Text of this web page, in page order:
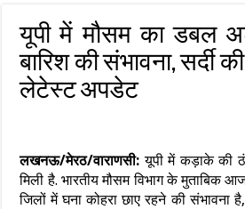
यूपी में मौसम का डबल
बारिश की संभावना, सर्दी
लेटेस्ट अपडेट
लखनऊ/मेरठ/वाराणसी:यूपी में कड़ाके की
मिली है. भारतीय मौसम विभाग के मुताबिक
जिलों में घना कोहरा छाए रहने की संभावना